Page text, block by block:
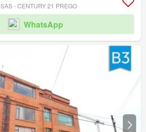
- CENTURY 21 PREGO
WhatsApp